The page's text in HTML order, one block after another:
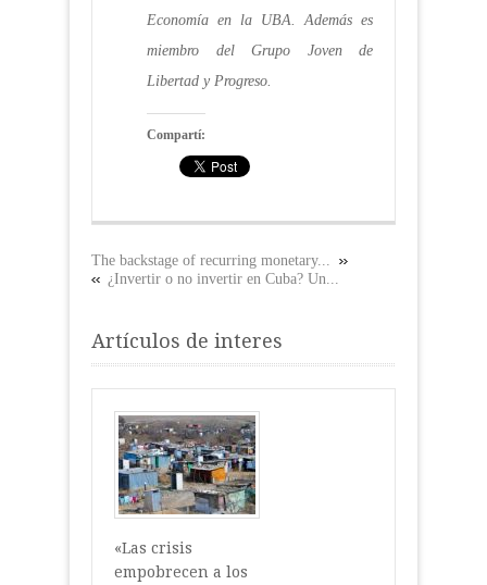
Economía en la UBA. Además es
miembro del Grupo Joven de
Libertad y Progreso.
Compartí:
The backstage of recurring monetary...
¿Invertir o no invertir en Cuba? Un...
Artículos de interes
«Las crisis
empobrecen a los